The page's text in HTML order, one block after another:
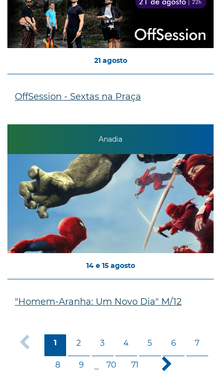
21 agosto
OffSession - Sextas na Praça
Anadia
14 e 15 agosto
"Homem-Aranha: Um Novo Dia" M/12
1 2 3 4 5 6 7
8 9 ... 70 71